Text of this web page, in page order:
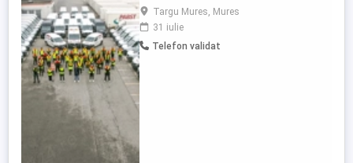
serioase firme de curierat din Germania,cu
peste 350 de angajati dintre care cel putin
200 sunt romani, își mărește echipa și
caută șoferi pentru : GLS Se livrează
Targu Mures, Mures
31 iulie
Telefon validat